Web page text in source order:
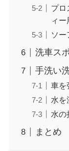
プロ
ィ
ソー
洗車ス
手洗い
車を
水を
水の
まとめ